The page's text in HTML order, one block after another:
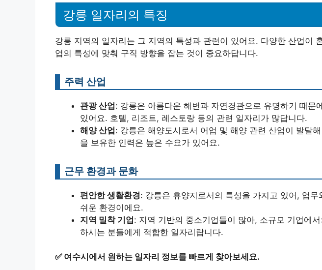
강릉 일자리의 특징
강릉 지역의 일자리는 그 지역의 특성과 관련이 있어요. 다양한 산업이
업의 특성에 맞춰 구직 방향을 잡는 것이 중요하답니다.
주력 산업
관광 산업: 강릉은 아름다운 해변과 자연경관으로 유명하기 때문
있어요. 호텔, 리조트, 레스토랑 등의 관련 일자리가 많답니다.
해양 산업: 강릉은 해양도시로서 어업 및 해양 관련 산업이 발달
을 보유한 인력은 높은 수요가 있어요.
근무 환경과 문화
편안한 생활환경: 강릉은 휴양지로서의 특성을 가지고 있어, 업무
쉬운 환경이에요.
지역 밀착 기업: 지역 기반의 중소기업들이 많아, 소규모 기업에
하시는 분들에게 적합한 일자리랍니다.
✅ 여수시에서 원하는 일자리 정보를 빠르게 찾아보세요.